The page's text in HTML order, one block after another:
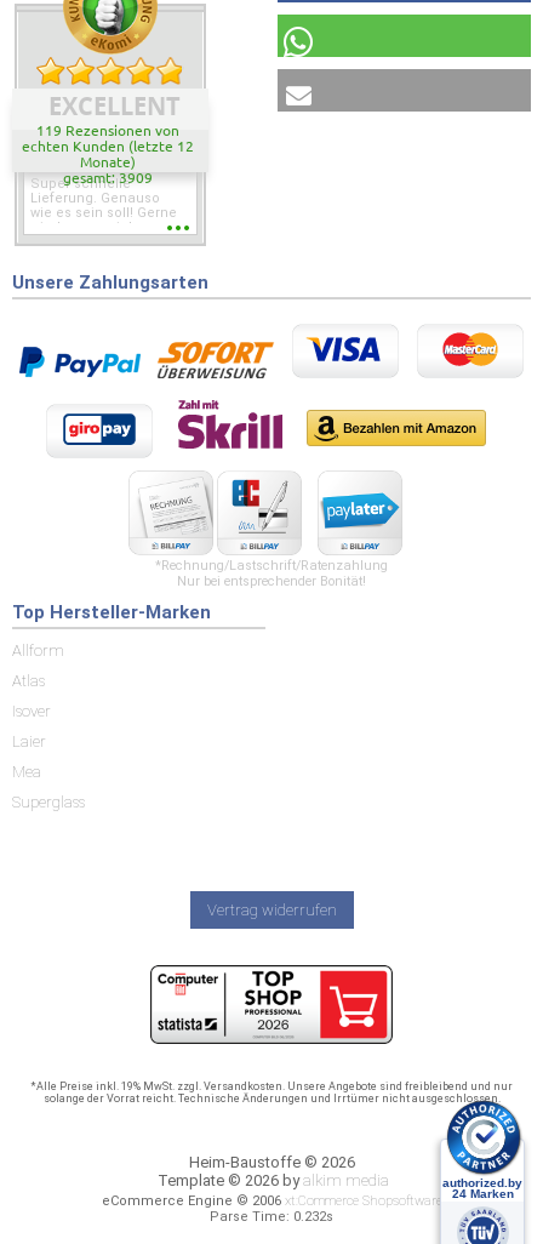
EXCELLENT
119 Rezensionen von
echten Kunden (letzte 12
Monate)
gesamt: 3909
Super schnelle
Lieferung. Genauso
wie es sein soll! Gerne
wieder wenn ich was
Unsere Zahlungsarten
*Rechnung/Lastschrift/Ratenzahlung
Nur bei entsprechender Bonität!
Top Hersteller-Marken
Allform
Atlas
Isover
Laier
Mea
Superglass
Vertrag widerrufen
*Alle Preise inkl. 19% MwSt. zzgl. Versandkosten. Unsere Angebote sind freibleibend und nur
solange der Vorrat reicht. Technische Änderungen und Irrtümer nicht ausgeschlossen.
Heim-Baustoffe © 2026
Template © 2026 byalkim media
eCommerce Engine © 2006 xt:Commerce Shopsoftware
Parse Time: 0.232s